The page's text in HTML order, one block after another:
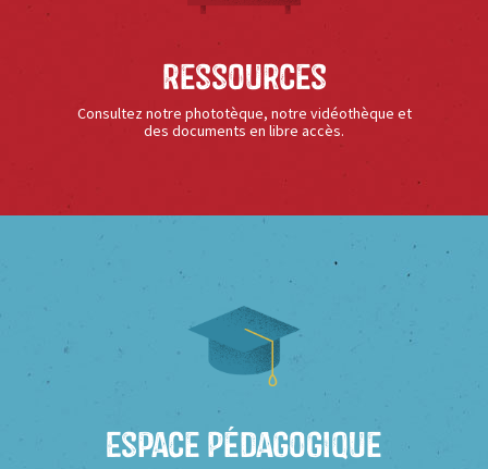
Ressources
Consultez notre phototèque, notre vidéothèque et
des documents en libre accès.
Espace Pédagogique